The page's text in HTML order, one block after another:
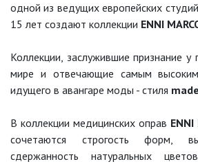
одной из ведущих европейских
15 лет создают коллекции ENNI
Коллекции, заслужившие признание у
мире и отвечающие самым
идущего в авангаре моды - стиля
В коллекции медицинских оправ ENNI
сочетаются строгость форм,
сдержанность натуральных